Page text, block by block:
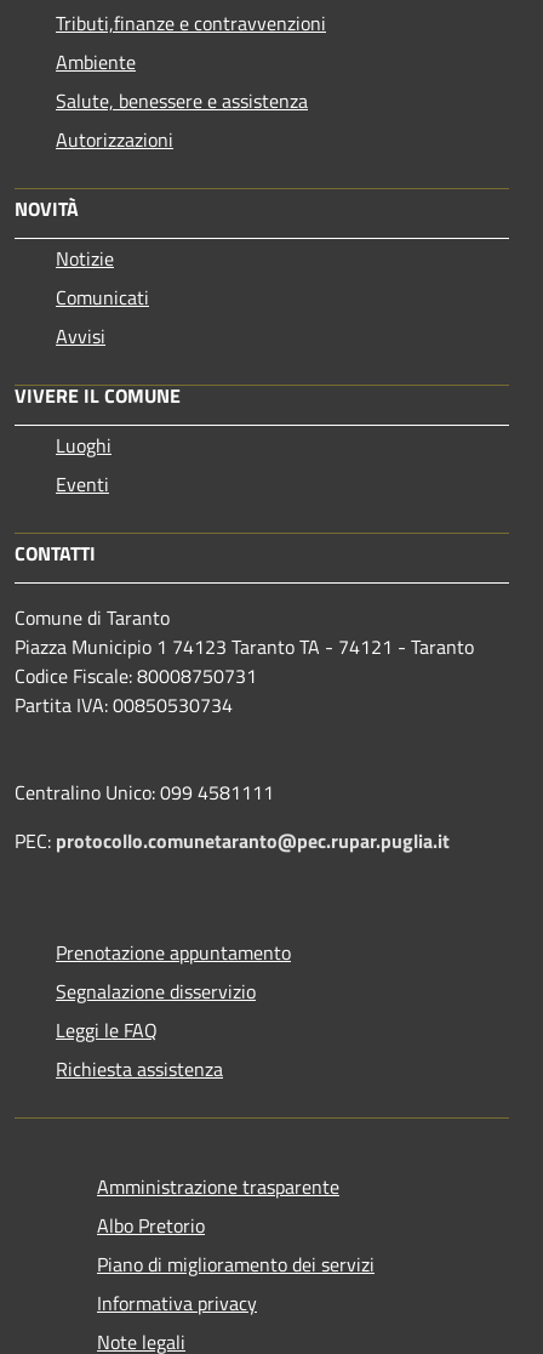
Tributi,finanze e contravvenzioni
Ambiente
Salute, benessere e assistenza
Autorizzazioni
NOVITÀ
Notizie
Comunicati
Avvisi
VIVERE IL COMUNE
Luoghi
Eventi
CONTATTI
Comune di Taranto
Piazza Municipio 1 74123 Taranto TA - 74121 - Taranto
Codice Fiscale: 80008750731
Partita IVA: 00850530734
Centralino Unico: 099 4581111
PEC: protocollo.comunetaranto@pec.rupar.puglia.it
Prenotazione appuntamento
Segnalazione disservizio
Leggi le FAQ
Richiesta assistenza
Amministrazione trasparente
Albo Pretorio
Piano di miglioramento dei servizi
Informativa privacy
Note legali